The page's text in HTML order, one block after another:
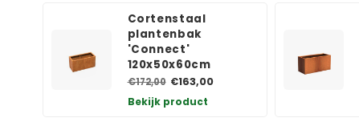
Cortenstaal
plantenbak
'Connect'
120x50x60cm
€172,00 €163,00
Bekijk product